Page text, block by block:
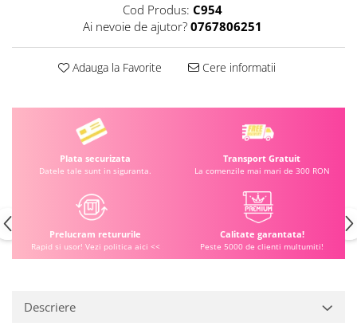
Cod Produs: C954
Ai nevoie de ajutor? 0767806251
Adauga la Favorite Cere informatii
Plata securizata
Datele tale sunt in siguranta.
Transport Gratuit
La comenzile mai mari de 300 RON
Prelucram retururile
Rapid si usor! Vezi politica aici <<
Calitate garantata!
Peste 5000 de clienti multumiti!
Descriere